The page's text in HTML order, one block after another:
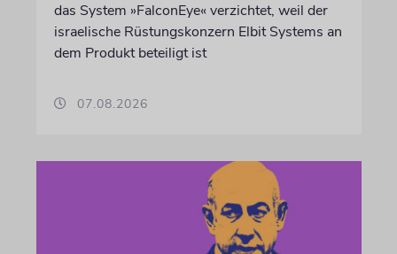
das System »FalconEye« verzichtet, weil der
israelische Rüstungskonzern Elbit Systems an
dem Produkt beteiligt ist
07.08.2026